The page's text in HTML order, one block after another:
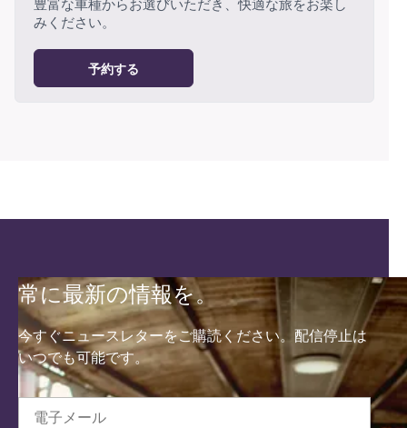
豊富な車種からお選びいただき、快適な旅をお楽し
みください。
予約する
常に最新の情報を。
今すぐニュースレターをご購読ください。配信停止は
いつでも可能です。
電子メール